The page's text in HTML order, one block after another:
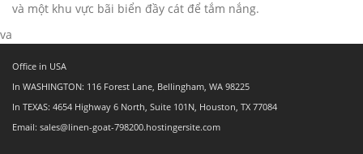
và một khu vực bãi biển đầy cát để tắm nắng.
va
Office in USA
In WASHINGTON: 116 Forest Lane, Bellingham, WA 98225
In TEXAS: 4654 Highway 6 North, Suite 101N, Houston, TX 77084
Email: sales@linen-goat-798200.hostingersite.com